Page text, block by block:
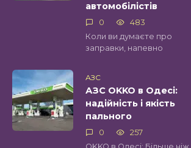
автомобілістів
0
483
Коли ви думаєте про
заправки, напевно
АЗС
АЗС OKKO в Одесі:
надійність і якість
пального
0
257